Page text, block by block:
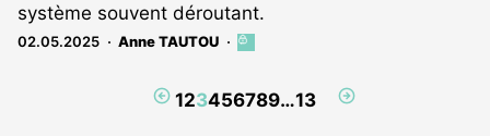
système souvent déroutant.
02.05.2025 Anne TAUTOU
Cet
réservé
Page
123456789…13
Page